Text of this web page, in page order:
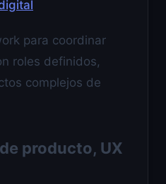
para coordinar
roles definidos,
complejos de
producto, UX